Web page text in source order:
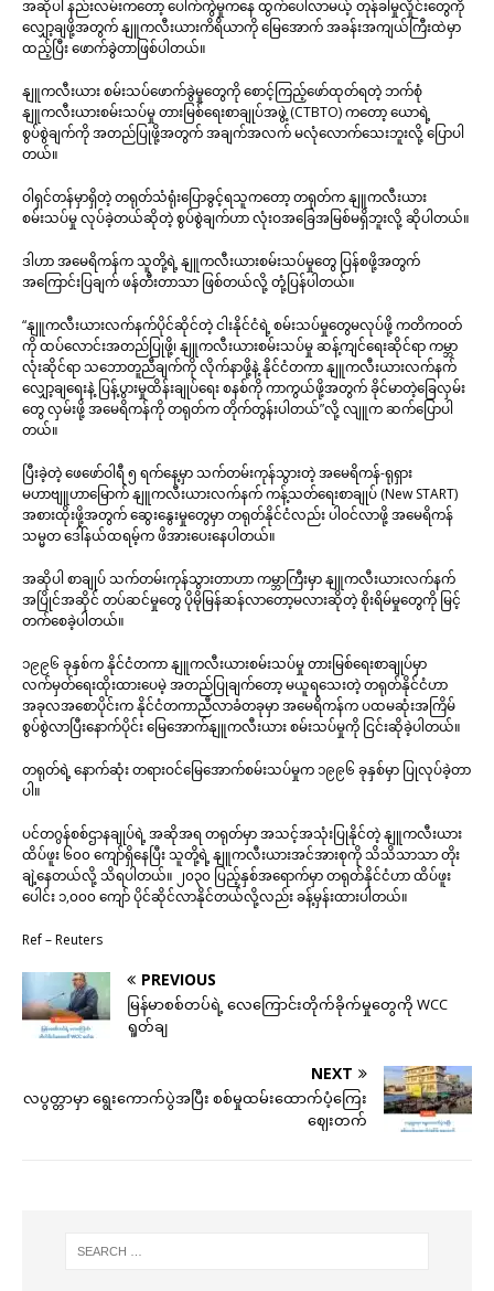
အဆိုပါ နည်းလမ်းကတော့ ပေါက်ကွဲမှုကနေ ထွက်ပေါ်လာမယ့် တုန်ခါမှုလှိုင်းတွေကို
လျှော့ချဖို့အတွက် နျူကလီးယားကိရိယာကို မြေအောက် အခန်းအကျယ်ကြီးထဲမှာ
ထည့်ပြီး ဖောက်ခွဲတာဖြစ်ပါတယ်။
နျူကလီးယား စမ်းသပ်ဖောက်ခွဲမှုတွေကို စောင့်ကြည့်ဖော်ထုတ်ရတဲ့ ဘက်စုံ
နျူကလီးယားစမ်းသပ်မှု တားမြစ်ရေးစာချုပ်အဖွဲ့ (CTBTO) ကတော့ ယောရဲ့
စွပ်စွဲချက်ကို အတည်ပြုဖို့အတွက် အချက်အလက် မလုံလောက်သေးဘူးလို့ ပြောပါ
တယ်။
ဝါရှင်တန်မှာရှိတဲ့ တရုတ်သံရုံးပြောခွင့်ရသူကတော့ တရုတ်က နျူကလီးယား
စမ်းသပ်မှု လုပ်ခဲ့တယ်ဆိုတဲ့ စွပ်စွဲချက်ဟာ လုံးဝအခြေအမြစ်မရှိဘူးလို့ ဆိုပါတယ်။
ဒါဟာ အမေရိကန်က သူတို့ရဲ့ နျူကလီးယားစမ်းသပ်မှုတွေ ပြန်စဖို့အတွက်
အကြောင်းပြချက် ဖန်တီးတာသာ ဖြစ်တယ်လို့ တုံ့ပြန်ပါတယ်။
“နျူကလီးယားလက်နက်ပိုင်ဆိုင်တဲ့ ငါးနိုင်ငံရဲ့ စမ်းသပ်မှုတွေမလုပ်ဖို့ ကတိကဝတ်
ကို ထပ်လောင်းအတည်ပြုဖို့၊ နျူကလီးယားစမ်းသပ်မှု ဆန့်ကျင်ရေးဆိုင်ရာ ကမ္ဘာ
လုံးဆိုင်ရာ သဘောတူညီချက်ကို လိုက်နာဖို့နဲ့ နိုင်ငံတကာ နျူကလီးယားလက်နက်
လျှော့ချရေးနဲ့ ပြန့်ပွားမှုထိန်းချုပ်ရေး စနစ်ကို ကာကွယ်ဖို့အတွက် ခိုင်မာတဲ့ခြေလှမ်း
တွေ လှမ်းဖို့ အမေရိကန်ကို တရုတ်က တိုက်တွန်းပါတယ်”လို့ လျူက ဆက်ပြောပါ
တယ်။
ပြီးခဲ့တဲ့ ဖေဖော်ဝါရီ ၅ ရက်နေ့မှာ သက်တမ်းကုန်သွားတဲ့ အမေရိကန်-ရုရှား
မဟာဗျူဟာမြောက် နျူကလီးယားလက်နက် ကန့်သတ်ရေးစာချုပ် (New START)
အစားထိုးဖို့အတွက် ဆွေးနွေးမှုတွေမှာ တရုတ်နိုင်ငံလည်း ပါဝင်လာဖို့ အမေရိကန်
သမ္မတ ဒေါ်နယ်ထရမ့်က ဖိအားပေးနေပါတယ်။
အဆိုပါ စာချုပ် သက်တမ်းကုန်သွားတာဟာ ကမ္ဘာကြီးမှာ နျူကလီးယားလက်နက်
အပြိုင်အဆိုင် တပ်ဆင်မှုတွေ ပိုမိုမြန်ဆန်လာတော့မလားဆိုတဲ့ စိုးရိမ်မှုတွေကို မြင့်
တက်စေခဲ့ပါတယ်။
၁၉၉၆ ခုနှစ်က နိုင်ငံတကာ နျူကလီးယားစမ်းသပ်မှု တားမြစ်ရေးစာချုပ်မှာ
လက်မှတ်ရေးထိုးထားပေမဲ့ အတည်ပြုချက်တော့ မယူရသေးတဲ့ တရုတ်နိုင်ငံဟာ
အခုလအစောပိုင်းက နိုင်ငံတကာညီလာခံတခုမှာ အမေရိကန်က ပထမဆုံးအကြိမ်
စွပ်စွဲလာပြီးနောက်ပိုင်း မြေအောက်နျူကလီးယား စမ်းသပ်မှုကို ငြင်းဆိုခဲ့ပါတယ်။
တရုတ်ရဲ့ နောက်ဆုံး တရားဝင်မြေအောက်စမ်းသပ်မှုက ၁၉၉၆ ခုနှစ်မှာ ပြုလုပ်ခဲ့တာ
ပါ။
ပင်တဂွန်စစ်ဌာနချုပ်ရဲ့ အဆိုအရ တရုတ်မှာ အသင့်အသုံးပြုနိုင်တဲ့ နျူကလီးယား
ထိပ်ဖူး ၆၀၀ ကျော်ရှိနေပြီး သူတို့ရဲ့ နျူကလီးယားအင်အားစုကို သိသိသာသာ တိုး
ချဲ့နေတယ်လို့ သိရပါတယ်။ ၂၀၃၀ ပြည့်နှစ်အရောက်မှာ တရုတ်နိုင်ငံဟာ ထိပ်ဖူး
ပေါင်း ၁,၀၀၀ ကျော် ပိုင်ဆိုင်လာနိုင်တယ်လို့လည်း ခန့်မှန်းထားပါတယ်။
Ref – Reuters
PREVIOUS
မြန်မာစစ်တပ်ရဲ့ လေကြောင်းတိုက်ခိုက်မှုတွေကို WCC
ရှုတ်ချ
NEXT
လပွတ္တာမှာ ရွေးကောက်ပွဲအပြီး စစ်မှုထမ်းထောက်ပံ့ကြေး
ဈေးတက်